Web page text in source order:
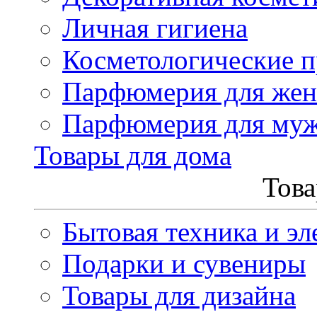
Личная гигиена
Косметологические
Парфюмерия для
Парфюмерия для
Товары для дома
Бытовая техника и
Подарки и сувениры
Товары для дизайна